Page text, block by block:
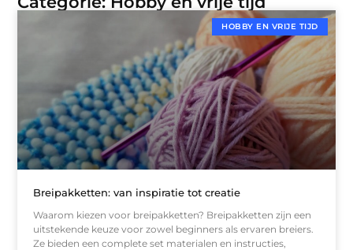
HOBBY EN VRIJE TIJD
Breipakketten: van inspiratie tot creatie
Waarom kiezen voor breipakketten? Breipakketten zijn een
uitstekende keuze voor zowel beginners als ervaren breiers.
Ze bieden een complete set materialen en instructies,